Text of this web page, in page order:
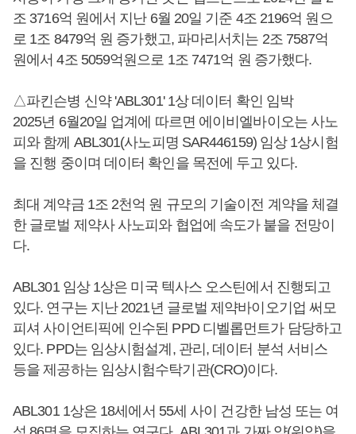
조 3716억 원에서 지난 6월 20일 기준 4조 2196억 원으
로 1조 8479억 원 증가했고, 파마리서치는 2조 7587억
원에서 4조 5059억원으로 1조 7471억 원 증가했다.
△파킨슨병 신약 'ABL301' 1상 데이터 확인 임박
2025년 6월20일 업계에 따르면 에이비엘바이오는 사노
피와 함께 ABL301(사노피명 SAR446159) 임상 1상시험
을 진행 중이며 데이터 확인을 목전에 두고 있다.
최대 계약금 1조 2천억 원 규모의 기술이전 계약을 체결
한 글로벌 제약사 사노피와 협업에 속도가 붙을 전망이
다.
ABL301 임상 1상은 미국 텍사스 오스틴에서 진행되고
있다. 연구는 지난 2021년 글로벌 제약바이오기업 써모
피셔 사이언티픽에 인수된 PPD 디벨롭먼트가 담당하고
있다. PPD는 임상시험설계, 관리, 데이터 분석 서비스
등을 제공하는 임상시험수탁기관(CRO)이다.
ABL301 1상은 18세에서 55세 사이 건강한 남성 또는 여